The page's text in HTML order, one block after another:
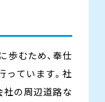
歩むため､奉仕
っています。社
社の周辺道路な